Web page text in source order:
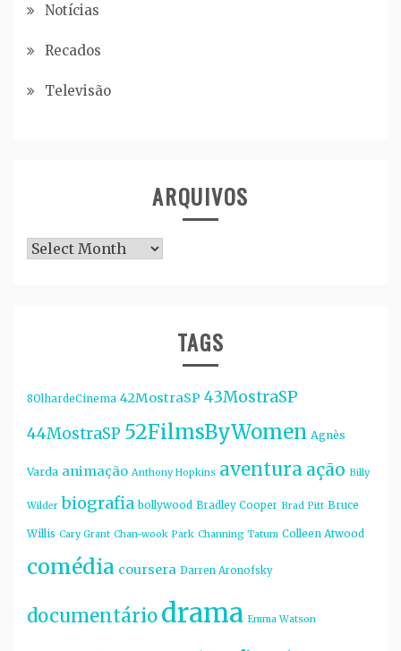
Notícias
Recados
Televisão
ARQUIVOS
Arquivos
TAGS
8OlhardeCinema 42MostraSP 43MostraSP
44MostraSP 52FilmsByWomen Agnès
Varda animação Anthony Hopkins aventura ação Billy
Wilder biografia bollywood Bradley Cooper Brad Pitt Bruce
Willis Cary Grant Chan-wook Park Channing Tatum Colleen Atwood
comédia coursera Darren Aronofsky
documentáriodrama Emma Watson